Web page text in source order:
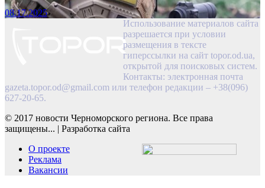
08.17.2025
Использование материалов сайта
разрешается при условии
размещения в тексте
гиперссылки на сайт topor.od.ua,
открытой для поисковых систем.
Контакты: электронная почта
gazeta.topor.od@gmail.com или телефон редакции – +38(096)
627-20-65.
© 2017 новости Черноморского региона. Все права
защищены... | Разработка сайта
О проекте
Реклама
Вакансии